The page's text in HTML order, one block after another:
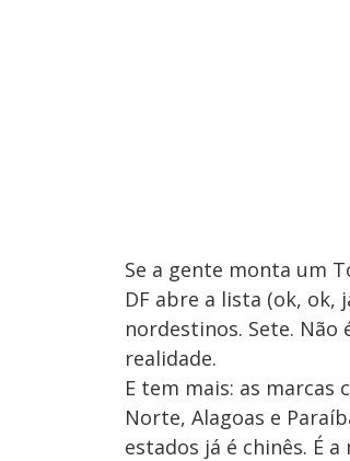
Se a gente monta um
DF abre a lista (ok, ok,
nordestinos. Sete. Não
realidade.
E tem mais: as marcas
Norte, Alagoas e
estados já é chinês. É